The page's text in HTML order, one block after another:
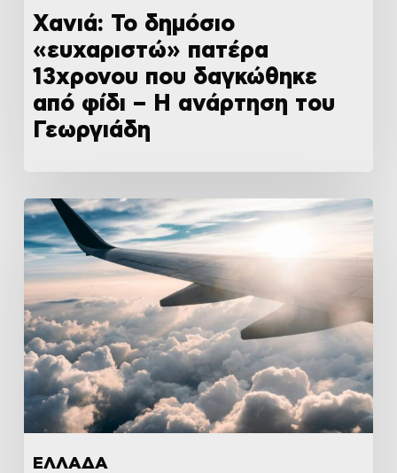
Χανιά: Το δημόσιο
«ευχαριστώ» πατέρα
13χρονου που δαγκώθηκε
από φίδι – Η ανάρτηση του
Γεωργιάδη
ΕΛΛΑΔΑ